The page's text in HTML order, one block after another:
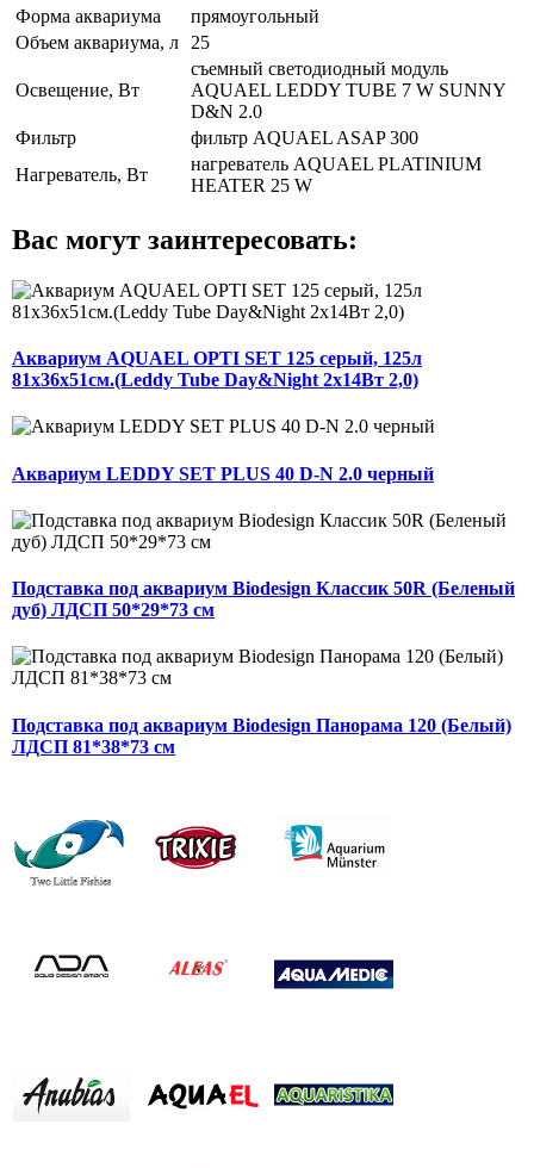
Форма аквариума
прямоугольный
Объем аквариума, л
25
Освещение, Вт
съемный светодиодный модуль
AQUAEL LEDDY TUBE 7 W SUNNY
D&N 2.0
Фильтр
фильтр AQUAEL ASAP 300
Нагреватель, Вт
нагреватель AQUAEL PLATINIUM
HEATER 25 W
Вас могут заинтересовать:
Аквариум AQUAEL OPTI SET 125 серый, 125л
81x36x51см.(Leddy Tube Day&Night 2x14Вт 2,0)
Аквариум LEDDY SET PLUS 40 D-N 2.0 черный
Подставка под аквариум Biodesign Классик 50R (Беленый
дуб) ЛДСП 50*29*73 см
Подставка под аквариум Biodesign Панорама 120 (Белый)
ЛДСП 81*38*73 см